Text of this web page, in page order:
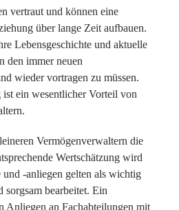
vertraut und können eine
über lange Zeit aufbauen.
Lebensgeschichte und aktuelle
den immer neuen
wieder vortragen zu müssen.
ein wesentlicher Vorteil von
Vermögenverwaltern die
Wertschätzung wird
-anliegen gelten als wichtig
sorgsam bearbeitet. Ein
Anliegen an Fachabteilungen mit